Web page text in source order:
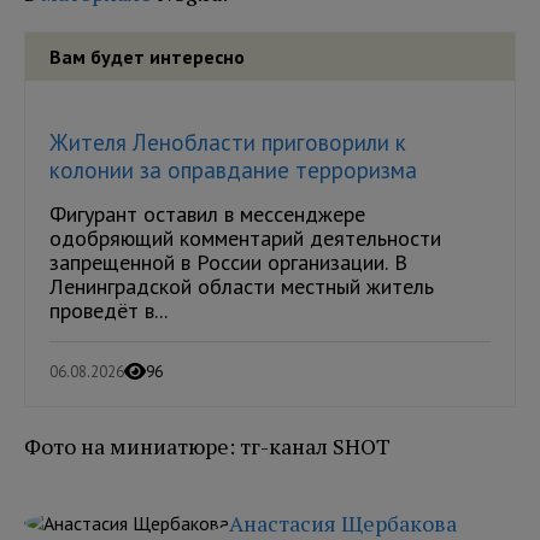
Вам будет интересно
Жителя Ленобласти приговорили к
колонии за оправдание терроризма
Фигурант оставил в мессенджере
одобряющий комментарий деятельности
запрещенной в России организации. В
Ленинградской области местный житель
проведёт в...
06.08.2026 96
Фото на миниатюре: тг-канал SHOT
Анастасия Щербакова